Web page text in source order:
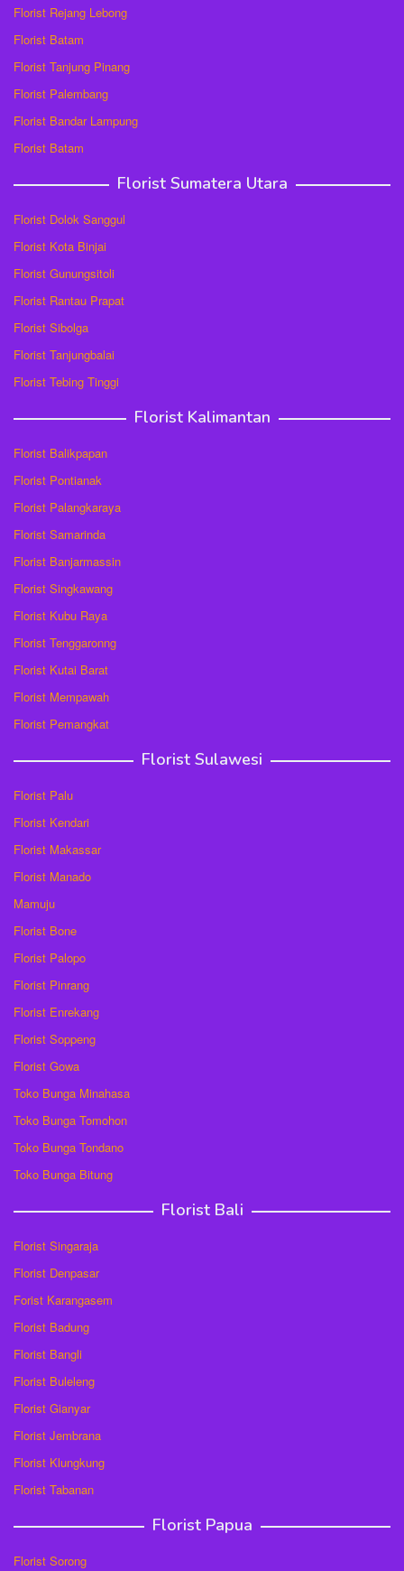
Florist Rejang Lebong
Florist Batam
Florist Tanjung Pinang
Florist Palembang
Florist Bandar Lampung
Florist Batam
Florist Sumatera Utara
Florist Dolok Sanggul
Florist Kota Binjai
Florist Gunungsitoli
Florist Rantau Prapat
Florist Sibolga
Florist Tanjungbalai
Florist Tebing Tinggi
Florist Kalimantan
Florist Balikpapan
Florist Pontianak
Florist Palangkaraya
Florist Samarinda
Florist Banjarmassin
Florist Singkawang
Florist Kubu Raya
Florist Tenggaronng
Florist Kutai Barat
Florist Mempawah
Florist Pemangkat
Florist Sulawesi
Florist Palu
Florist Kendari
Florist Makassar
Florist Manado
Mamuju
Florist Bone
Florist Palopo
Florist Pinrang
Florist Enrekang
Florist Soppeng
Florist Gowa
Toko Bunga Minahasa
Toko Bunga Tomohon
Toko Bunga Tondano
Toko Bunga Bitung
Florist Bali
Florist Singaraja
Florist Denpasar
Forist Karangasem
Florist Badung
Florist Bangli
Florist Buleleng
Florist Gianyar
Florist Jembrana
Florist Klungkung
Florist Tabanan
Florist Papua
Florist Sorong